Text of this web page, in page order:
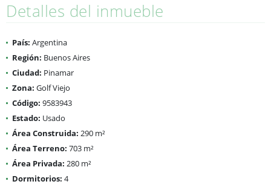
Detalles del inmueble
País: Argentina
Región: Buenos Aires
Ciudad: Pinamar
Zona: Golf Viejo
Código: 9583943
Estado: Usado
Área Construida: 290 m²
Área Terreno: 703 m²
Área Privada: 280 m²
Dormitorios: 4